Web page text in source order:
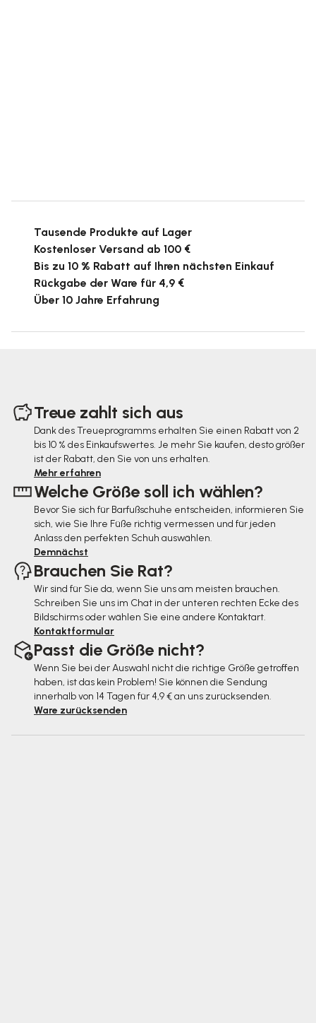
Tausende Produkte auf Lager
Kostenloser Versand ab 100 €
Bis zu 10 % Rabatt auf Ihren nächsten Einkauf
Rückgabe der Ware für 4,9 €
Über 10 Jahre Erfahrung
Treue zahlt sich aus
Dank des Treueprogramms erhalten Sie einen Rabatt von 2
bis 10 % des Einkaufswertes. Je mehr Sie kaufen, desto größer
ist der Rabatt, den Sie von uns erhalten.
Mehr erfahren
Welche Größe soll ich wählen?
Bevor Sie sich für Barfußschuhe entscheiden, informieren Sie
sich, wie Sie Ihre Füße richtig vermessen und für jeden
Anlass den perfekten Schuh auswählen.
Demnächst
Brauchen Sie Rat?
Wir sind für Sie da, wenn Sie uns am meisten brauchen.
Schreiben Sie uns im Chat in der unteren rechten Ecke des
Bildschirms oder wählen Sie eine andere Kontaktart.
Kontaktformular
Passt die Größe nicht?
Wenn Sie bei der Auswahl nicht die richtige Größe getroffen
haben, ist das kein Problem! Sie können die Sendung
innerhalb von 14 Tagen für 4,9 € an uns zurücksenden.
Ware zurücksenden